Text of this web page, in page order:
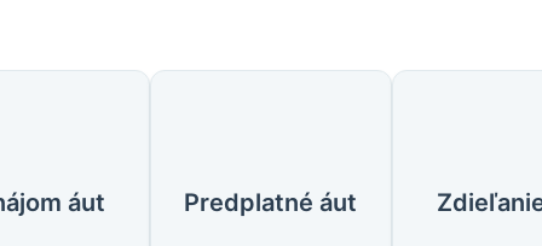
áut Predplatné áut